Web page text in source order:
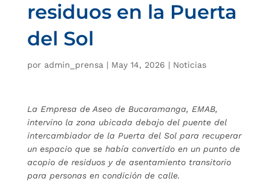
residuos en la Puerta
del Sol
por admin_prensa | May 14, 2026 | Noticias
La Empresa de Aseo de Bucaramanga, EMAB,
intervino la zona ubicada debajo del puente del
intercambiador de la Puerta del Sol para recuperar
un espacio que se había convertido en un punto de
acopio de residuos y de asentamiento transitorio
para personas en condición de calle.